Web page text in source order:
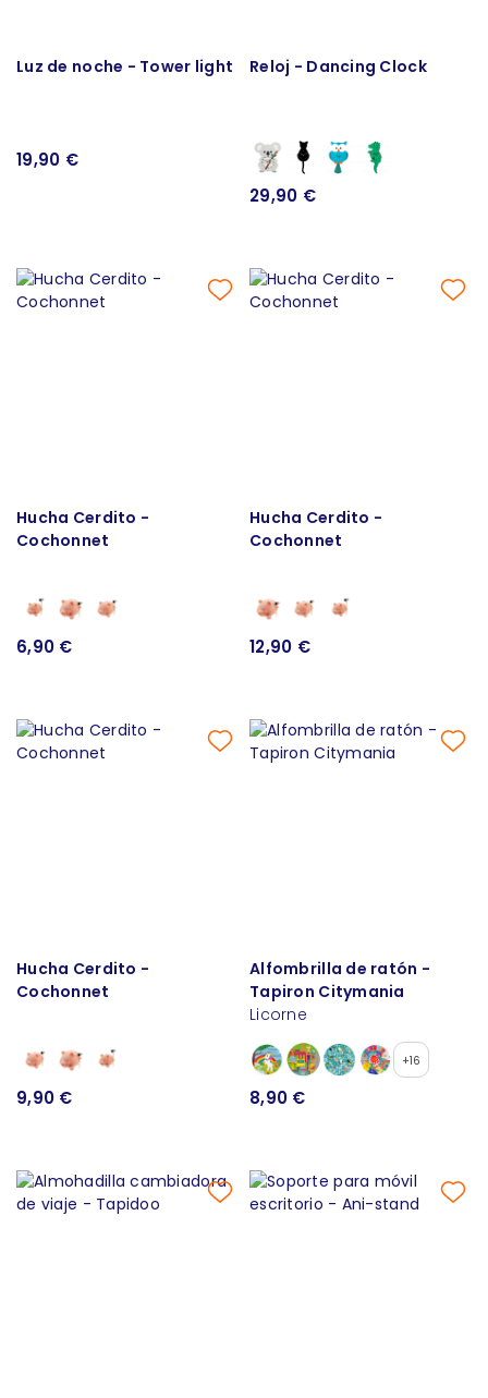
Luz de noche - Tower light
19,90 €
Reloj - Dancing Clock
29,90 €
Hucha Cerdito -
Cochonnet
6,90 €
Hucha Cerdito -
Cochonnet
12,90 €
Hucha Cerdito -
Cochonnet
9,90 €
Alfombrilla de ratón -
Tapiron Citymania
Licorne
+16
8,90 €